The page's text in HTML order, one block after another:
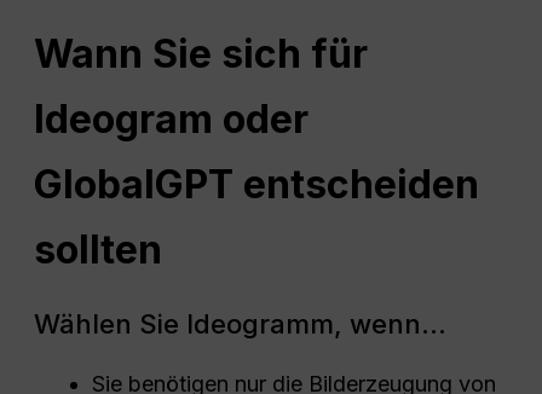
Wann Sie sich für
Ideogram oder
GlobalGPT entscheiden
sollten
Wählen Sie Ideogramm, wenn...
Sie benötigen nur die Bilderzeugung von